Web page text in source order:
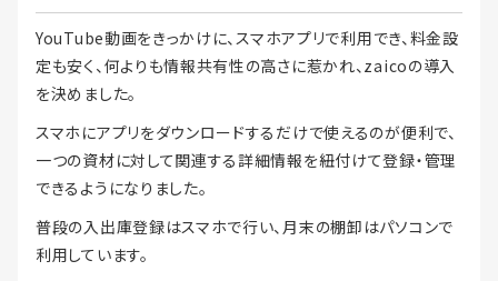
YouTube動画をきっかけに、スマホアプリで利用でき、料金設
定も安く、何よりも情報共有性の高さに惹かれ、zaicoの導入
を決めました。
スマホにアプリをダウンロードするだけで使えるのが便利で、
一つの資材に対して関連する詳細情報を紐付けて登録・管理
できるようになりました。
普段の入出庫登録はスマホで行い、月末の棚卸はパソコンで
利用しています。